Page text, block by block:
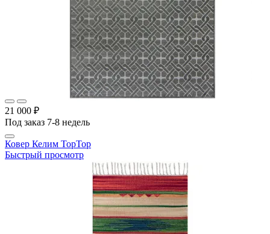
21 000 ₽
Под заказ 7-8 недель
Ковер Келим TopTop
Быстрый просмотр